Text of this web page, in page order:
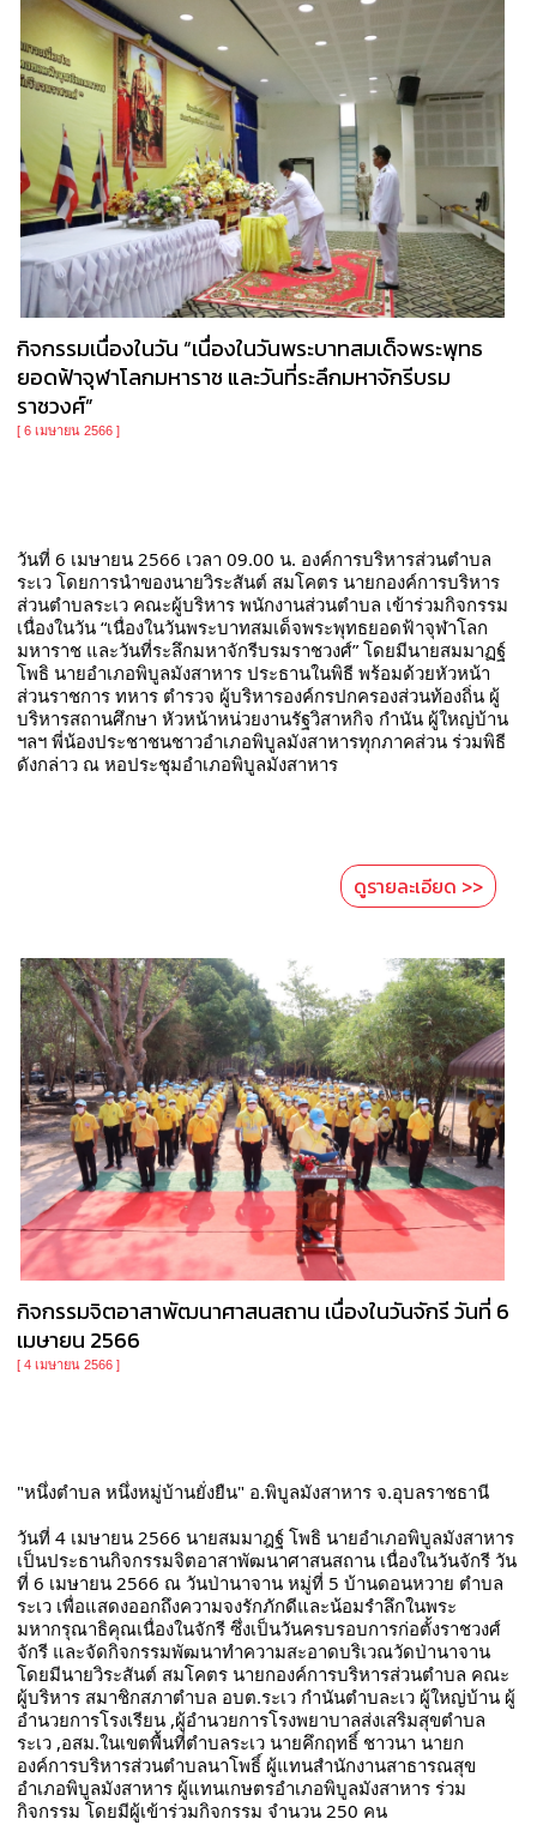
กิจกรรมเนื่องในวัน “เนื่องในวันพระบาทสมเด็จพระพุทธ
ยอดฟ้าจุฬาโลกมหาราช และวันที่ระลึกมหาจักรีบรม
ราชวงศ์”
[ 6 เมษายน 2566 ]
วันที่ 6 เมษายน 2566 เวลา 09.00 น. องค์การบริหารส่วนตำบล
ระเว โดยการนำของนายวิระสันต์ สมโคตร นายกองค์การบริหาร
ส่วนตำบลระเว คณะผู้บริหาร พนักงานส่วนตำบล เข้าร่วมกิจกรรม
เนื่องในวัน “เนื่องในวันพระบาทสมเด็จพระพุทธยอดฟ้าจุฬาโลก
มหาราช และวันที่ระลึกมหาจักรีบรมราชวงศ์” โดยมีนายสมมาฏฐ์
โพธิ นายอำเภอพิบูลมังสาหาร ประธานในพิธี พร้อมด้วยหัวหน้า
ส่วนราชการ ทหาร ตำรวจ ผู้บริหารองค์กรปกครองส่วนท้องถิ่น ผู้
บริหารสถานศึกษา หัวหน้าหน่วยงานรัฐวิสาหกิจ กำนัน ผู้ใหญ่บ้าน
ฯลฯ พี่น้องประชาชนชาวอำเภอพิบูลมังสาหารทุกภาคส่วน ร่วมพิธี
ดังกล่าว ณ หอประชุมอำเภอพิบูลมังสาหาร
ดูรายละเอียด >>
กิจกรรมจิตอาสาพัฒนาศาสนสถาน เนื่องในวันจักรี วันที่ 6
เมษายน 2566
[ 4 เมษายน 2566 ]
"หนึ่งตำบล หนึ่งหมู่บ้านยั่งยืน" อ.พิบูลมังสาหาร จ.อุบลราชธานี
วันที่ 4 เมษายน 2566 นายสมมาฎฐ์ โพธิ นายอำเภอพิบูลมังสาหาร
เป็นประธานกิจกรรมจิตอาสาพัฒนาศาสนสถาน เนื่องในวันจักรี วัน
ที่ 6 เมษายน 2566 ณ วันป่านาจาน หมู่ที่ 5 บ้านดอนหวาย ตำบล
ระเว เพื่อแสดงออกถึงความจงรักภักดีและน้อมรำลึกในพระ
มหากรุณาธิคุณเนื่องในจักรี ซึ่งเป็นวันครบรอบการก่อตั้งราชวงศ์
จักรี และจัดกิจกรรมพัฒนาทำความสะอาดบริเวณวัดป่านาจาน
โดยมีนายวิระสันต์ สมโคตร นายกองค์การบริหารส่วนตำบล คณะ
ผู้บริหาร สมาชิกสภาตำบล อบต.ระเว กำนันตำบละเว ผู้ใหญ่บ้าน ผู้
อำนวยการโรงเรียน ,ผู้อำนวยการโรงพยาบาลส่งเสริมสุขตำบล
ระเว ,อสม.ในเขตพื้นที่ตำบลระเว นายคึกฤทธิ์ ชาวนา นายก
องค์การบริหารส่วนตำบลนาโพธิ์ ผู้แทนสำนักงานสาธารณสุข
อำเภอพิบูลมังสาหาร ผู้แทนเกษตรอำเภอพิบูลมังสาหาร ร่วม
กิจกรรม โดยมีผู้เข้าร่วมกิจกรรม จำนวน 250 คน